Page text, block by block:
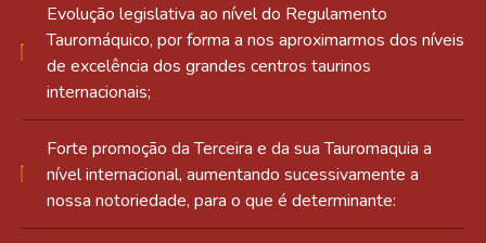
Evolução legislativa ao nível do Regulamento
Tauromáquico, por forma a nos aproximarmos dos níveis
de excelência dos grandes centros taurinos
internacionais;
Forte promoção da Terceira e da sua Tauromaquia a
nível internacional, aumentando sucessivamente a
nossa notoriedade, para o que é determinante: